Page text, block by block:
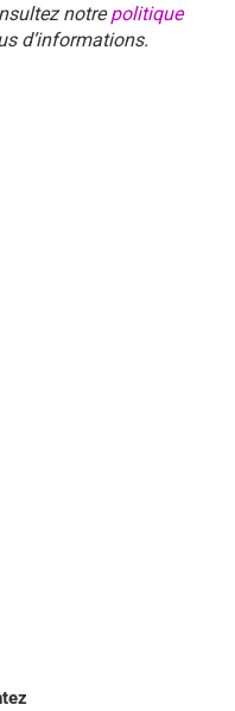
notrepolitique
d’informations.